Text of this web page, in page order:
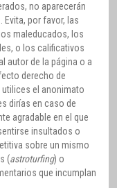
no aparecerán
Evita, por favor, las
maleducados, los
o los calificativos
autor de la página o a
derecho de
el anonimato
dirías en caso de
agradable en el que
insultados o
sobre un mismo
(astroturfing) o
que incumplan